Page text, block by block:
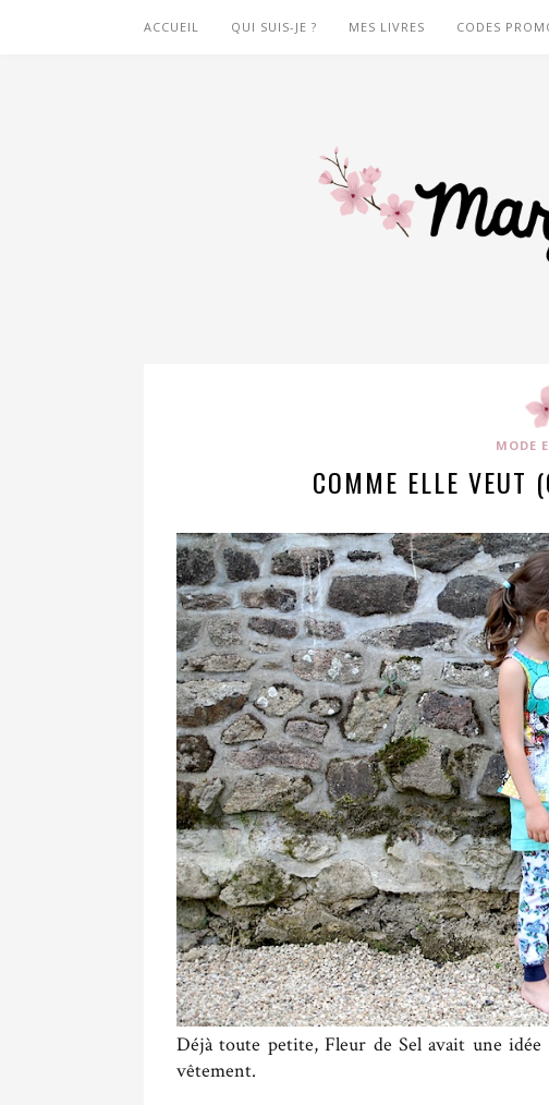
ACCUEIL QUI SUIS-JE ? MES LIVRES CODES
MODE
COMME ELLE VEUT
Déjà toute petite, Fleur de Sel avait une
vêtement.